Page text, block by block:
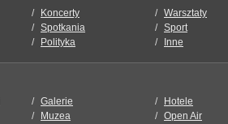
Koncerty Warsztaty
Spotkania Sport
Polityka Inne
Galerie Hotele
Muzea
Open Air